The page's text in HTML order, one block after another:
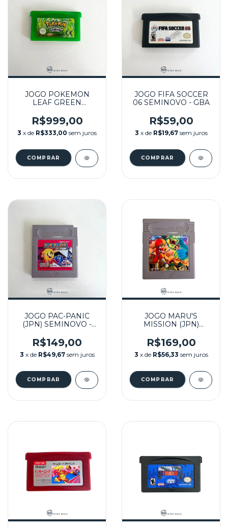
JOGO POKEMON
LEAF GREEN
SEMINOVO - GBA
R$999,00
3 x de R$333,00 sem juros
JOGO FIFA SOCCER
06 SEMINOVO - GBA
R$59,00
3 x de R$19,67 sem juros
JOGO PAC-PANIC
(JPN) SEMINOVO -
R$149,00
3 x de R$49,67 sem juros
JOGO MARU'S
MISSION (JPN)
R$169,00
3 x de R$56,33 sem juros